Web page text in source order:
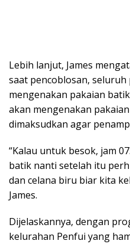
Lebih lanjut, James
saat pencoblosan, seluruh
mengenakan pakaian
akan mengenakan
dimaksudkan agar
“Kalau untuk besok, jam
batik nanti setelah itu
dan celana biru biar kita
James.
Dijelaskannya, dengan
kelurahan Penfui yang